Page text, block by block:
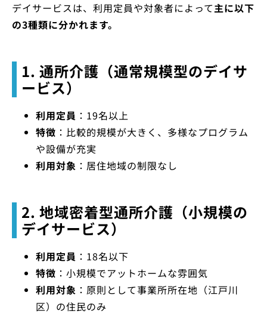
デイサービスは、利用定員や対象者によって主に以下
の3種類に分かれます。
1. 通所介護（通常規模型のデイサ
ービス）
利用定員 ：19名以上
特徴 ：比較的規模が大きく、多様なプログラム
や設備が充実
利用対象 ：居住地域の制限なし
2. 地域密着型通所介護（小規模の
デイサービス）
利用定員 ：18名以下
特徴 ：小規模でアットホームな雰囲気
利用対象 ：原則として事業所所在地（江戸川
区）の住民のみ